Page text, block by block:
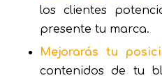
los clientes
presente tu marca.
Mejorarás tu
contenidos de tu